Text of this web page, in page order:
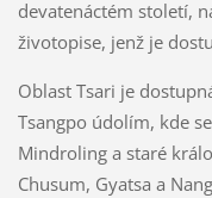
devatenáctém století,
životopise, jenž je
Oblast Tsari je
Tsangpo údolím, kde
Mindroling a staré
Chusum, Gyatsa a